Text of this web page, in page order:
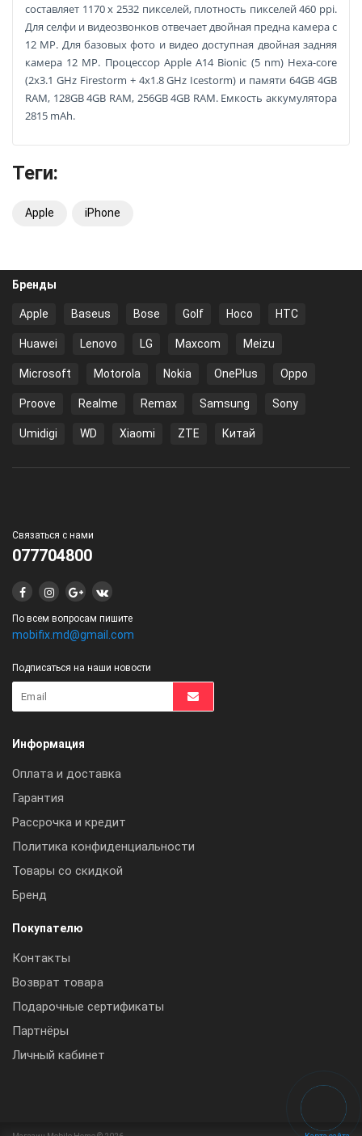
составляет 1170 x 2532 пикселей, плотность пикселей 460 ppi.
Для селфи и видеозвонков отвечает двойная предна камера с
12 MP. Для базовых фото и видео доступная двойная задняя
камера 12 MP. Процессор Apple A14 Bionic (5 nm) Hexa-core
(2x3.1 GHz Firestorm + 4x1.8 GHz Icestorm) и памяти 64GB 4GB
RAM, 128GB 4GB RAM, 256GB 4GB RAM. Емкость аккумулятора
2815 mAh.
Теги:
Apple iPhone
Бренды
Apple Baseus Bose Golf Hoco HTC
Huawei Lenovo LG Maxcom Meizu
Microsoft Motorola Nokia OnePlus Oppo
Proove Realme Remax Samsung Sony
Umidigi WD Xiaomi ZTE Китай
Связаться с нами
077704800
По всем вопросам пишите
mobifix.md@gmail.com
Подписаться на наши новости
Информация
Оплата и доставка
Гарантия
Рассрочка и кредит
Политика конфиденциальности
Товары со скидкой
Бренд
Покупателю
Контакты
Возврат товара
Подарочные сертификаты
Партнёры
Личный кабинет